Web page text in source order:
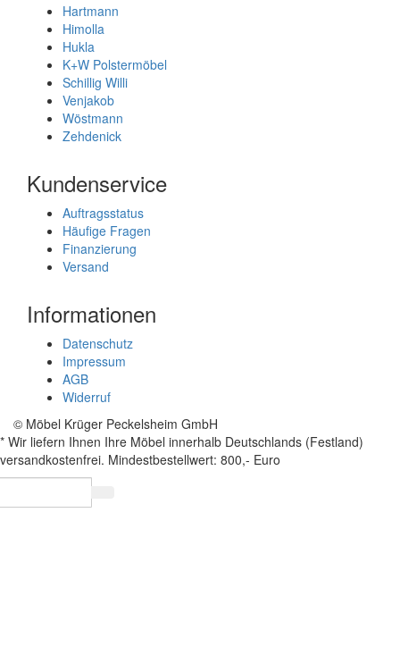
Hartmann
Himolla
Hukla
K+W Polstermöbel
Schillig Willi
Venjakob
Wöstmann
Zehdenick
Kundenservice
Auftragsstatus
Häufige Fragen
Finanzierung
Versand
Informationen
Datenschutz
Impressum
AGB
Widerruf
© Möbel Krüger Peckelsheim GmbH
* Wir liefern Ihnen Ihre Möbel innerhalb Deutschlands (Festland)
versandkostenfrei. Mindestbestellwert: 800,- Euro